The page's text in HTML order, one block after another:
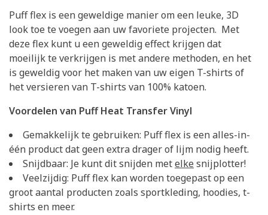
Puff flex is een geweldige manier om een leuke, 3D
look toe te voegen aan uw favoriete projecten. Met
deze flex kunt u een geweldig effect krijgen dat
moeilijk te verkrijgen is met andere methoden, en het
is geweldig voor het maken van uw eigen T-shirts of
het versieren van T-shirts van 100% katoen.
Voordelen van Puff Heat Transfer Vinyl
Gemakkelijk te gebruiken: Puff flex is een alles-in-
één product dat geen extra drager of lijm nodig heeft.
Snijdbaar: Je kunt dit snijden metelke snijplotter!
Veelzijdig: Puff flex kan worden toegepast op een
groot aantal producten zoals sportkleding, hoodies, t-
shirts en meer.